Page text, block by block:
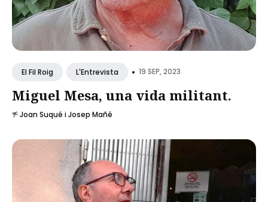
El Fil Roig L'Entrevista • 19 SEP, 2023
Miguel Mesa, una vida militant.
Joan Suqué i Josep Mañé